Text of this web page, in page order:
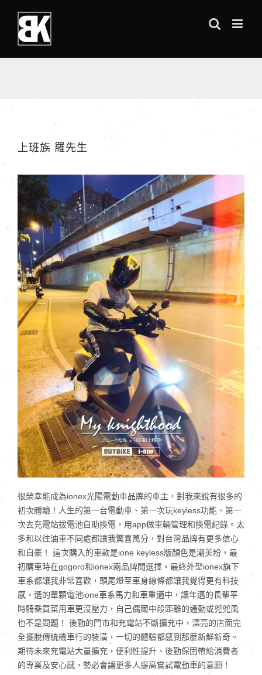
content
上班族 羅先生
很榮幸能成為ionex光陽電動車品牌的車主，對我來說有很多的
初次體驗！人生的第一台電動車、第一次玩keyless功能、第一
次去充電站拔電池自助換電，用app做車輛管理和換電紀錄。太
多和以往油車不同處都讓我驚喜萬分，對台灣品牌有更多信心
和自豪！ 這次購入的車款是ione keyless版顏色是潮美粉，最
初購車時在gogoro和ionex兩品牌間選擇。最終外型ionex旗下
車系都讓我非常喜歡，頭尾燈至車身線條都讓我覺得更有科技
感。選的單顆電池ione車系馬力和車重適中，讓年邁的長輩平
時騎乘買菜用車更沒壓力，自己偶爾中段距離的通勤或兜兜風
也不是問題！ 後勤的門市和充電站不斷擴充中，漂亮的店面完
全擺脫傳統機車行的裝潢，一切的體驗都感到那麼新鮮新奇。
期待未來充電站大量擴充，便利性提升、後勤保固帶給消費者
的專業及安心感，勢必會讓更多人提高嘗試電動車的意願！